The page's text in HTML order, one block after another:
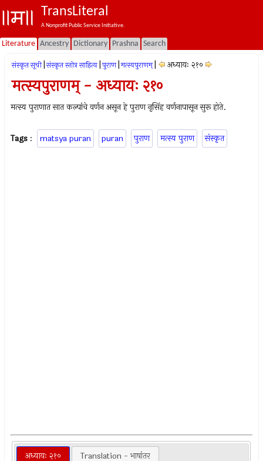
TransLiteral
A Nonprofit Public Service Initiative.
Literature Ancestry Dictionary Prashna Search
संस्कृत सूची संस्कृत स्तोत्र साहित्य पुराण मत्स्यपुराणम्‌ अध्यायः २१०
मत्स्यपुराणम् - अध्यायः २१०
मत्स्य पुराणात सात कल्पांचे वर्णन असून हे पुराण नृसिंह वर्णनापासून सुरू होते.
Tags : matsya puran puran पुराण मत्स्य पुराण संस्कृत
अध्यायः २१० Translation - भाषांतर